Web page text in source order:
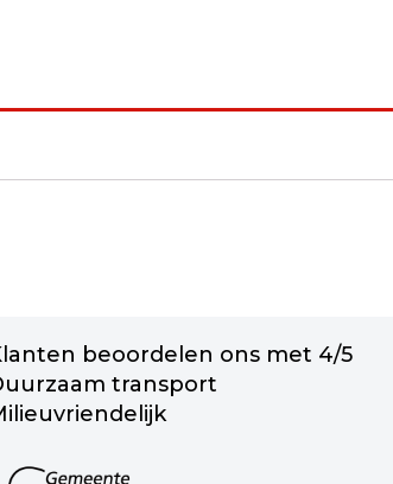
beoordelen ons met 4/5
transport